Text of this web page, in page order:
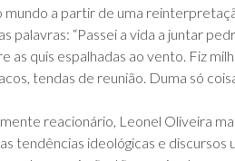
a partir de uma
palavras: “Passei a vida a juntar
quis espalhadas ao vento. Fiz
tendas de reunião. Duma só
reacionário, Leonel Oliveira
tendências ideológicas e